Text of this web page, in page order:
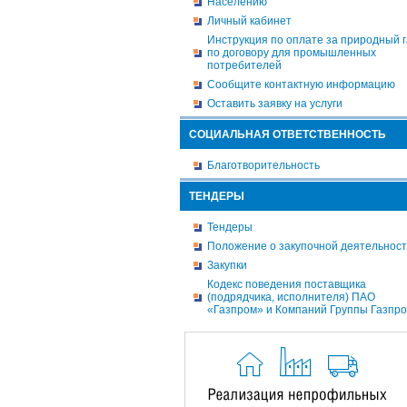
Личный кабинет
Инструкция по оплате за природный
по договору для промышленных
потребителей
Сообщите контактную информацию
Оставить заявку на услуги
СОЦИАЛЬНАЯ ОТВЕТСТВЕННОСТЬ
Благотворительность
ТЕНДЕРЫ
Тендеры
Положение о закупочной
Закупки
Кодекс поведения поставщика
(подрядчика, исполнителя) ПАО
«Газпром» и Компаний Группы